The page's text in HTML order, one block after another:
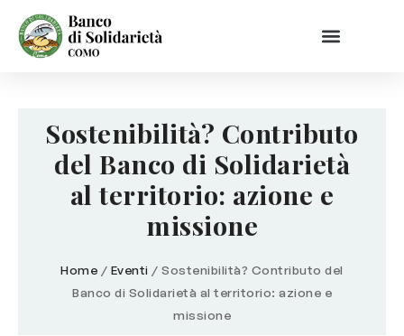
Sostenibilità? Contributo
del Banco di Solidarietà
al territorio: azione e
missione
Home / Eventi /Sostenibilità? Contributo del
Banco di Solidarietà al territorio: azione e
missione